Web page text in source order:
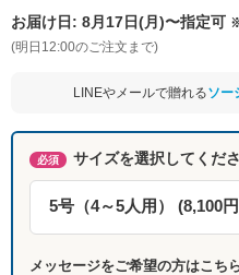
お届け日: 8月17日(月)〜指定可
(明日12:00のご注文まで)
LINEやメールで贈れるソー
必須 サイズを選択してくだ
メッセージをご希望の方はこち